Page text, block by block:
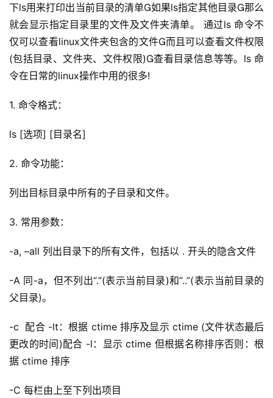
下ls用来打印出当前目录的清单如果ls指定其他目录那么
就会显示指定目录里的文件及文件夹清单。 通过ls 命令不
仅可以查看linux文件夹包含的文件而且可以查看文件权限
(包括目录、文件夹、文件权限)查看目录信息等等。ls 命
令在日常的linux操作中用的很多!
1. 命令格式：
ls [选项] [目录名]
2. 命令功能：
列出目标目录中所有的子目录和文件。
3. 常用参数：
-a, –all 列出目录下的所有文件，包括以 . 开头的隐含文件
-A 同-a，但不列出“.”(表示当前目录)和“..”(表示当前目录的
父目录)。
-c  配合 -lt：根据 ctime 排序及显示 ctime (文件状态最后
更改的时间)配合 -l：显示 ctime 但根据名称排序否则：根
据 ctime 排序
-C 每栏由上至下列出项目